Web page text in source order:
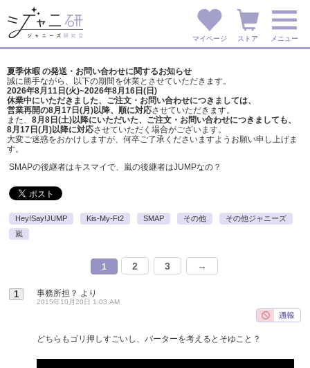
マイページ ストア メニュー
夏季休暇 の発送・お問い合わせに関するお知らせ
誠に勝手ながら、以下の期間を休業とさせていただきます。
2026年8月11日(火)~2026年8月16日(日)
休業中にいただきました、ご注文・お問い合わせにつきましては、
営業再開の8月17日(月)以降、順に対応させていただきます。
また、 8月8日(土)以降にいただいた、ご注文・ お問い合わせにつきましても、
8月17日(月)以降に対応させていただく場合がございます。
大変ご迷惑をおかけしますが、 何卒ご了承くださいますようお願い申し上げま
す。
SMAPの後継者はキスマイで、嵐の後継者はJUMPなの？
Hey!Say!JUMP Kis-My-Ft2 SMAP その他
その他ジャニーズ
嵐
1 2 3 →
1 事務所担？ より
2015年10月20日 1:03 AM
どちらもゴリ押しすごいし、バーターを考えるとそゆこと？